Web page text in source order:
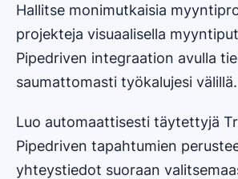
Hallitse monimutkaisia
projekteja visuaalisella
Pipedriven integraation avulla
saumattomasti työkalujesi välillä.
Luo automaattisesti täytettyjä
Pipedriven tapahtumien
yhteystiedot suoraan